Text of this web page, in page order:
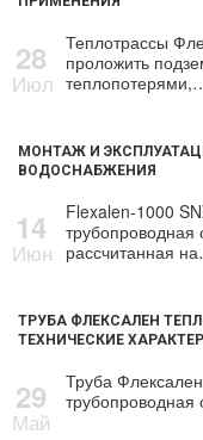
28
Июл
Теплотрассы
проложить
МОНТАЖ И
ВОДОСНАБЖЕНИЯ
14
Июн
Flexalen-1000
трубопроводная
рассчитанная
ТРУБА ФЛЕКСАЛЕН
ТЕХНИЧЕСКИЕ
29
Май
Труба